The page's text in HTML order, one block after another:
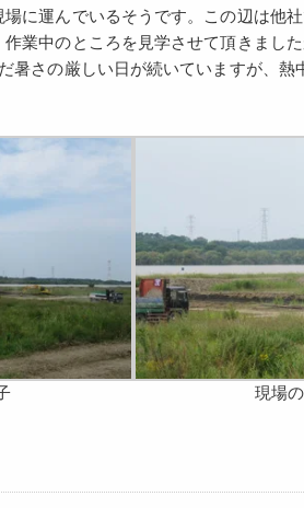
に運んでいるそうです。この辺は他
作業中のところを見学させて頂きまし
暑さの厳しい日が続いていますが、
現場